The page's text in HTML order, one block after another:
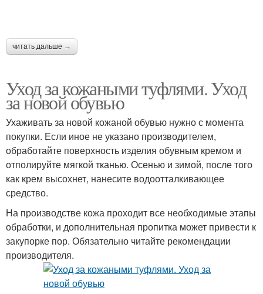
читать дальше →
Уход за кожаными туфлями. Уход
за новой обувью
Ухаживать за новой кожаной обувью нужно с момента
покупки. Если иное не указано производителем,
обработайте поверхность изделия обувным кремом и
отполируйте мягкой тканью. Осенью и зимой, после того
как крем высохнет, нанесите водоотталкивающее
средство.
На производстве кожа проходит все необходимые этапы
обработки, и дополнительная пропитка может привести к
закупорке пор. Обязательно читайте рекомендации
производителя.